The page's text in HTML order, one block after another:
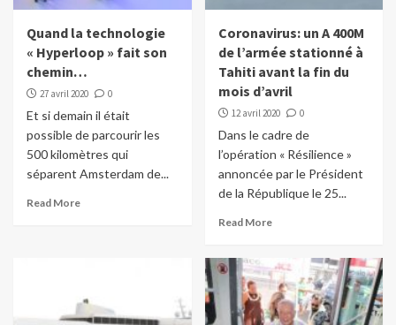
Quand la technologie
« Hyperloop » fait son
chemin…
27 avril 2020 0
Et si demain il était
possible de parcourir les
500 kilomètres qui
séparent Amsterdam de...
Read More
Coronavirus: un A 400M
de l’armée stationné à
Tahiti avant la fin du
mois d’avril
12 avril 2020 0
Dans le cadre de
l’opération « Résilience »
annoncée par le Président
de la République le 25...
Read More